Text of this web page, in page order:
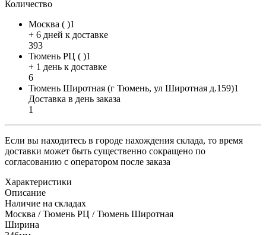
Количество
Москва ( )1
+ 6 дней к доставке
393
Тюмень РЦ ( )1
+ 1 день к доставке
6
Тюмень Широтная (г Тюмень, ул Широтная д.159)1
Доставка в день заказа
1
Если вы находитесь в городе нахождения склада, то время
доставки может быть существенно сокращено по
согласованию с оператором после заказа
Характеристики
Описание
Наличие на складах
Москва / Тюмень РЦ / Тюмень Широтная
Ширина